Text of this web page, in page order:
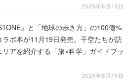
2026年8月10日
』と「地球の歩き方」の100億%
ラボ本が11月19日発売。千空たちが訪
リアを紹介する「旅×科学」ガイドブッ
2026年8月10日